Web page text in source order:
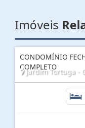
Imóveis
CONDOMÍNIO
COMPLETO
Jardim Tortuga -